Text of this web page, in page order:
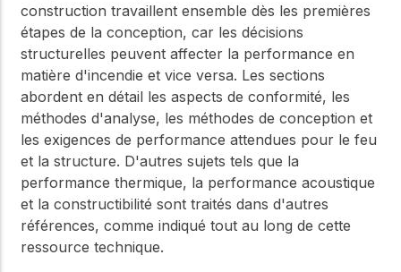
construction travaillent ensemble dès les premières
étapes de la conception, car les décisions
structurelles peuvent affecter la performance en
matière d'incendie et vice versa. Les sections
abordent en détail les aspects de conformité, les
méthodes d'analyse, les méthodes de conception et
les exigences de performance attendues pour le feu
et la structure. D'autres sujets tels que la
performance thermique, la performance acoustique
et la constructibilité sont traités dans d'autres
références, comme indiqué tout au long de cette
ressource technique.